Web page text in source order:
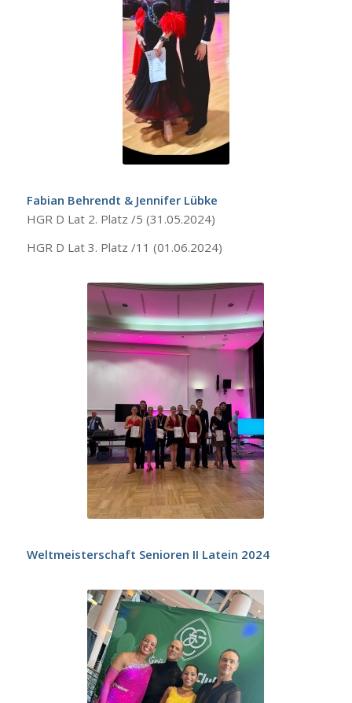
Fabian Behrendt & Jennifer Lübke
HGR D Lat 2. Platz /5 (31.05.2024)
HGR D Lat 3. Platz /11 (01.06.2024)
Weltmeisterschaft Senioren II Latein 2024